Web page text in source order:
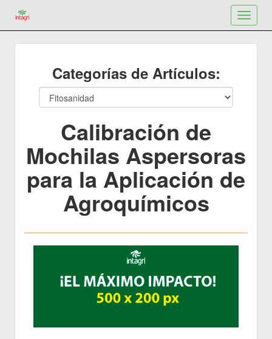
Toggle
Categorías de Artículos:
Calibración de
Mochilas Aspersoras
para la Aplicación de
Agroquímicos